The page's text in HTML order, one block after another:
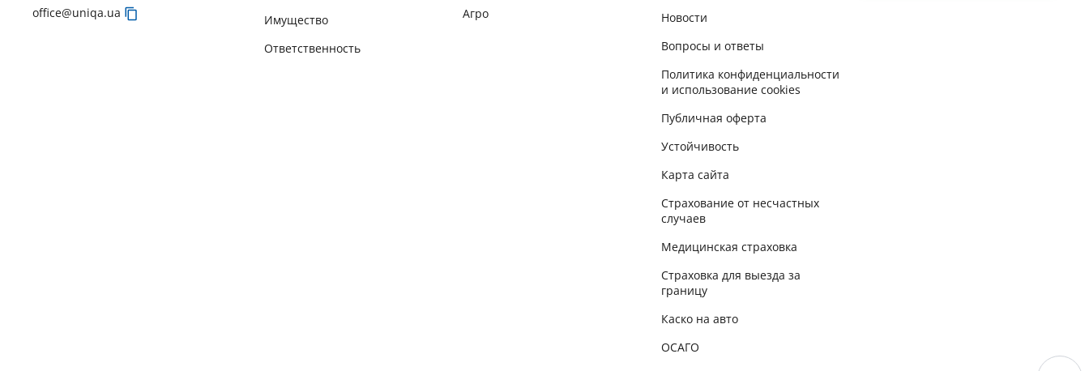
office@uniqa.ua
Имущество
Ответственность
Агро
Новости
Вопросы и ответы
Политика конфиденциальности
и использование cookies
Публичная оферта
Устойчивость
Карта сайта
Страхование от несчастных
случаев
Медицинская страховка
Страховка для выезда за
границу
Каско на авто
ОСАГО